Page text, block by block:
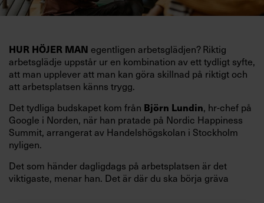
HUR HÖJER MAN egentligen arbetsglädjen? Riktig
arbetsglädje uppstår ur en kombination av ett tydligt syfte,
att man upplever att man kan göra skillnad på riktigt och
att arbetsplatsen känns trygg.
Det tydliga budskapet kom från Björn Lundin, hr-chef på
Google i Norden, när han pratade på Nordic Happiness
Summit, arrangerat av Handelshögskolan i Stockholm
nyligen.
Det som händer dagligdags på arbetsplatsen är det
viktigaste, menar han. Det är där du ska börja gräva